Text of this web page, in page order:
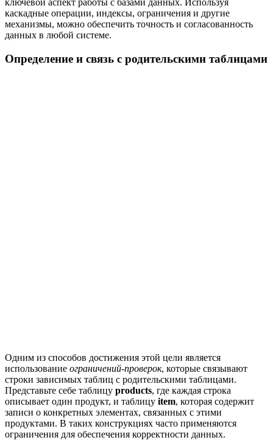
ключевой аспект работы с базами данных. Используя
каскадные операции, индексы, ограничения и другие
механизмы, можно обеспечить точность и согласованность
данных в любой системе.
Определение и связь с родительскими таблицами
Одним из способов достижения этой цели является
использование ограничений-проверок, которые связывают
строки зависимых таблиц с родительскими таблицами.
Представьте себе таблицу products, где каждая строка
описывает один продукт, и таблицу item, которая содержит
записи о конкретных элементах, связанных с этими
продуктами. В таких конструкциях часто применяются
ограничения для обеспечения корректности данных.